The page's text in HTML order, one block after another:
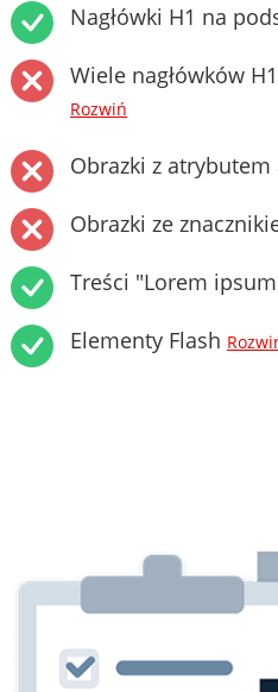
Nagłówki H1 na
Wiele nagłówków
Rozwiń
Obrazki z atrybutem
Obrazki ze
Treści "Lorem
Elementy Flash